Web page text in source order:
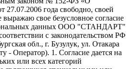
27.07.2006 года свободно, своей
выражаю свое безусловное согласие
данных ООО "СТАНДАРТ"
с законодательством РФ
обл., г. Бузулук, ул. Отакара
- Оператор). 1. Согласие дается на
или всех категорий